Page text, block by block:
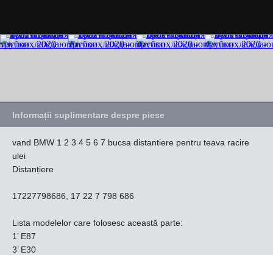
Informații suplimentare despre piese
vand BMW 1 2 3 4 5 6 7 bucsa distantiere pentru teava racire
ulei
Distanțiere
17227798686, 17 22 7 798 686
Lista modelelor care folosesc această parte:
1’ E87
3’ E30